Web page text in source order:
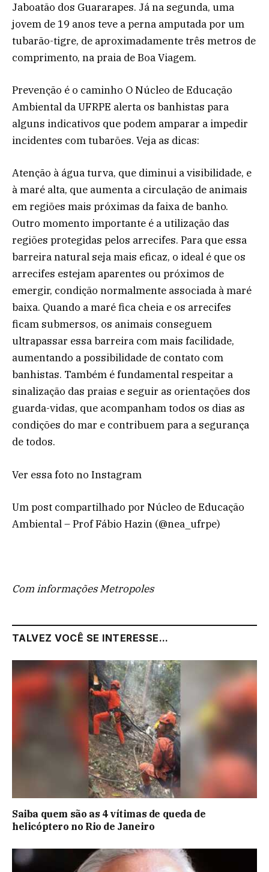
Jaboatão dos Guararapes. Já na segunda, uma
jovem de 19 anos teve a perna amputada por um
tubarão-tigre, de aproximadamente três metros de
comprimento, na praia de Boa Viagem.
Prevenção é o caminho O Núcleo de Educação
Ambiental da UFRPE alerta os banhistas para
alguns indicativos que podem amparar a impedir
incidentes com tubarões. Veja as dicas:
Atenção à água turva, que diminui a visibilidade, e
à maré alta, que aumenta a circulação de animais
em regiões mais próximas da faixa de banho.
Outro momento importante é a utilização das
regiões protegidas pelos arrecifes. Para que essa
barreira natural seja mais eficaz, o ideal é que os
arrecifes estejam aparentes ou próximos de
emergir, condição normalmente associada à maré
baixa. Quando a maré fica cheia e os arrecifes
ficam submersos, os animais conseguem
ultrapassar essa barreira com mais facilidade,
aumentando a possibilidade de contato com
banhistas. Também é fundamental respeitar a
sinalização das praias e seguir as orientações dos
guarda-vidas, que acompanham todos os dias as
condições do mar e contribuem para a segurança
de todos.
Ver essa foto no Instagram
Um post compartilhado por Núcleo de Educação
Ambiental – Prof Fábio Hazin (@nea_ufrpe)
Com informações Metropoles
TALVEZ VOCÊ SE INTERESSE...
Saiba quem são as 4 vítimas de queda de
helicóptero no Rio de Janeiro